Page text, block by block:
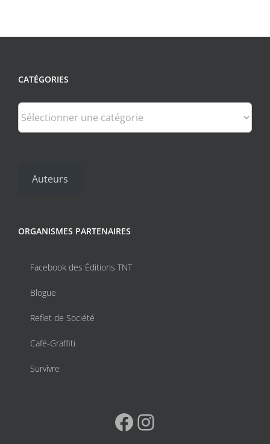
CATÉGORIES
Catégories
Auteurs
ORGANISMES PARTENAIRES
Facebook des Éditions TNT
Blogue
Reflet de Société
Café-Graffiti
Survivre
Facebook